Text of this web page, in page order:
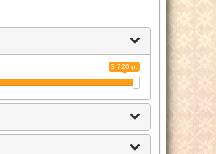
3 720 р.